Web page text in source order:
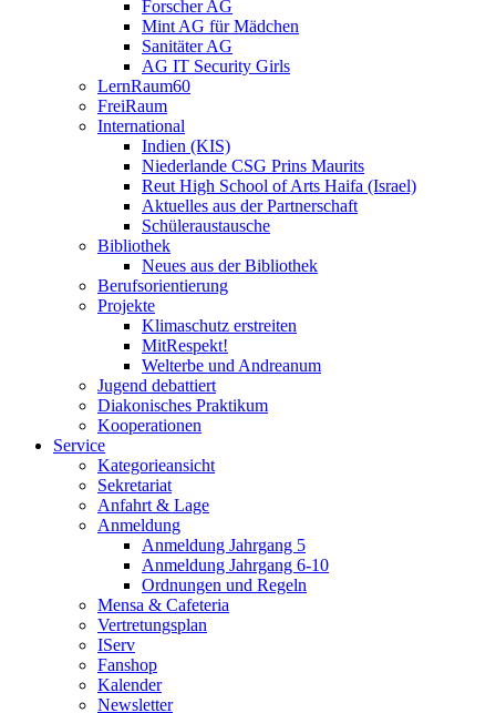
Forscher AG
Mint AG für Mädchen
Sanitäter AG
AG IT Security Girls
LernRaum60
FreiRaum
International
Indien (KIS)
Niederlande CSG Prins Maurits
Reut High School of Arts Haifa (Israel)
Aktuelles aus der Partnerschaft
Schüleraustausche
Bibliothek
Neues aus der Bibliothek
Berufsorientierung
Projekte
Klimaschutz erstreiten
MitRespekt!
Welterbe und Andreanum
Jugend debattiert
Diakonisches Praktikum
Kooperationen
Service
Kategorieansicht
Sekretariat
Anfahrt & Lage
Anmeldung
Anmeldung Jahrgang 5
Anmeldung Jahrgang 6-10
Ordnungen und Regeln
Mensa & Cafeteria
Vertretungsplan
IServ
Fanshop
Kalender
Newsletter